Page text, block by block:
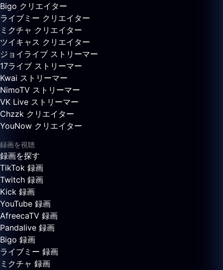
Bigo クリエイター
ライブミー クリエイター
ミクチャ クリエイター
ツイキャス クリエイター
ジョイライブ ストリーマー
17ライブ ストリーマー
Kwai ストリーマー
NimoTV ストリーマー
VK Live ストリーマー
Chzzk クリエイター
YouNow クリエイター
録画を視聴
録画を探す
TikTok 録画
Twitch 録画
Kick 録画
YouTube 録画
AfreecaTV 録画
Pandalive 録画
Bigo 録画
ライブミー 録画
ミクチャ 録画